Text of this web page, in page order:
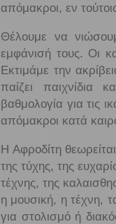
απόμακροι, εν
Θέλουμε να
εμφάνισή τους. Οι
Εκτιμάμε την
παίζει παιχνίδια
βαθμολογία για τις
απόμακροι κατά
Η Αφροδίτη
της τύχης, της
τέχνης, της
η μουσική, η τέχνη,
για στολισμό ή